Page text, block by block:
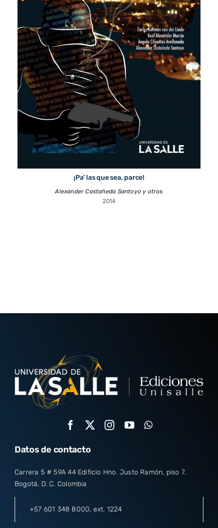
¡Pa’ las que sea, parce!
Alexander Castañeda Santoyo y otros
2014
Datos de contacto
Carrera 5 # 59A 44 Edificio Hno. Justo Ramón, piso 7.
Bogotá, D. C. Colombia
+57 601 348 8000, ext. 1224